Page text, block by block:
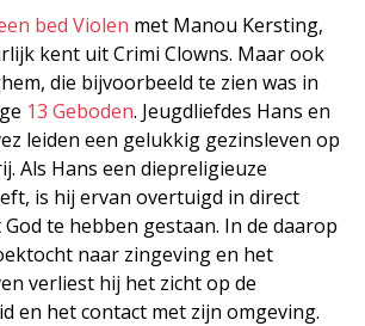
bed Violen met Manou Kersting,
kent uit Crimi Clowns. Maar ook
die bijvoorbeeld te zien was in
13 Geboden. Jeugdliefdes Hans en
leiden een gelukkig gezinsleven op
Als Hans een diepreligieuze
is hij ervan overtuigd in direct
te hebben gestaan. In de daarop
naar zingeving en het
verliest hij het zicht op de
en het contact met zijn omgeving.